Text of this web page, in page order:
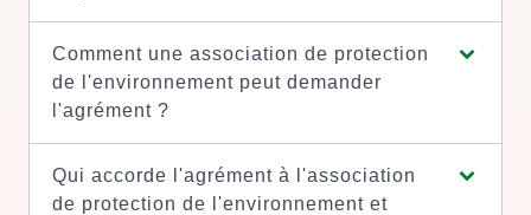
Comment une association de protection
de l'environnement peut demander
l'agrément ?
Qui accorde l'agrément à l'association
de protection de l'environnement et